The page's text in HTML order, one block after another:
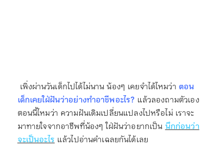
เพิ่งผ่านวันเด็กไปได้ไม่นาน น้องๆ เคยจำได้ไหมว่า ตอน
เด็กเคยใฝ่ฝันว่าอย่างทำอาชีพอะไร? แล้วลองถามตัวเอง
ตอนนี้ไหมว่า ความฝันเดิมเปลี่ยนแปลงไปหรือไม่ เราจะ
มาทายใจจากอาชีพที่น้องๆ ใฝ่ฝันว่าอยากเป็นนึกก่อนว่า
จะเป็นอะไรแล้วไปอ่านคำเฉลยกันได้เลย